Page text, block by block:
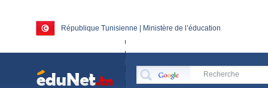
République Tunisienne | Ministère de l’éducation